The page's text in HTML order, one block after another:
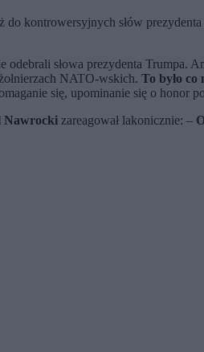
do kontrowersyjnych słów
odebrali słowa prezydenta Trumpa.
NATO-wskich. To było co
się, upominanie się o honor
Nawrocki zareagował lakonicznie: –